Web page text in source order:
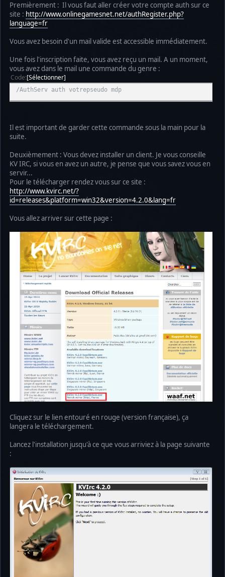
Premièrement : Il vous faut aller créer votre compte auth sur ce
site : http://www.onlinegamesnet.net/authRegister.php?
language=fr
Vous avez besoin d'un mail valide est accessible immédiatement.
Une fois l'inscription faite, vous avez reçu un mail. A un moment,
vous avez dans le mail une commande du genre :
Code Sélectionner
/AuthServ auth votrepseudo mdp
Il est important de garder cette commande sous la main pour la
suite.
Deuxièmement : Vous devez installer un client. Je vous conseille
KV IRC, si vous en avez un autre, je pense que vous savez vous en
servir...
Pour le télécharger rendez vous sur ce site :
http://www.kvirc.net/?
id=releases&platform=win32&version=4.2.0&lang=fr
Vous allez arriver sur cette page :
Cliquez sur le lien entouré en rouge (version française), ça
langera le téléchargement.
Lancez l'installation jusqu'à ce que vous arriviez à la page suivante
: